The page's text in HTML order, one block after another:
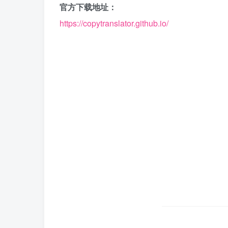
官方下载地址：
https://copytranslator.github.io/